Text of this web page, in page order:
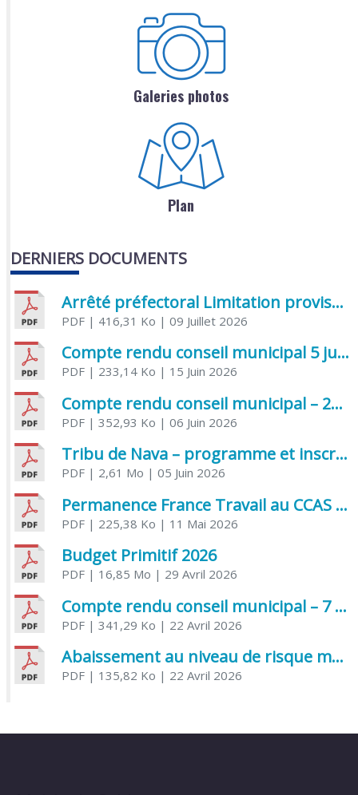
Galeries photos
Plan
DERNIERS DOCUMENTS
Arrêté préfectoral Limitation provisoire des usages de l’eau
PDF| 416,31 Ko | 09 Juillet 2026
Compte rendu conseil municipal 5 juin 2026 sénatoriale
PDF| 233,14 Ko | 15 Juin 2026
Compte rendu conseil municipal – 21 avril 2026
PDF| 352,93 Ko | 06 Juin 2026
Tribu de Nava – programme et inscriptions été 2026
PDF| 2,61 Mo | 05 Juin 2026
Permanence France Travail au CCAS de Saujon Juin 2026
PDF| 225,38 Ko | 11 Mai 2026
Budget Primitif 2026
PDF| 16,85 Mo | 29 Avril 2026
Compte rendu conseil municipal – 7 avril 2026
PDF| 341,29 Ko | 22 Avril 2026
Abaissement au niveau de risque modéré de l’Influenza aviaire
PDF| 135,82 Ko | 22 Avril 2026